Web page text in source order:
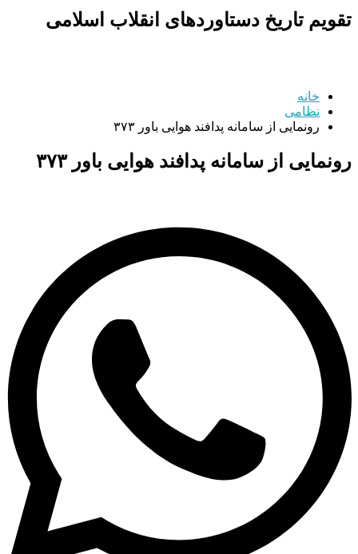
تقویم تاریخ دستاوردهای انقلاب اسلامی
خانه
نظامی
رونمایی از سامانه پدافند هوایی باور ۳۷۳
رونمایی از سامانه پدافند هوایی باور ۳۷۳